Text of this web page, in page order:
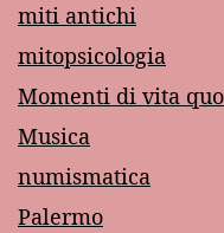
miti antichi
mitopsicologia
Momenti di vita
Musica
numismatica
Palermo